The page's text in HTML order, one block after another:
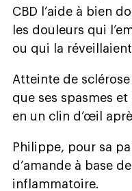
CBD l’aide à bien
les douleurs qui
ou qui la
Atteinte de
que ses spasmes
en un clin d’œil
Philippe, pour sa
d’amande à base
inflammatoire.